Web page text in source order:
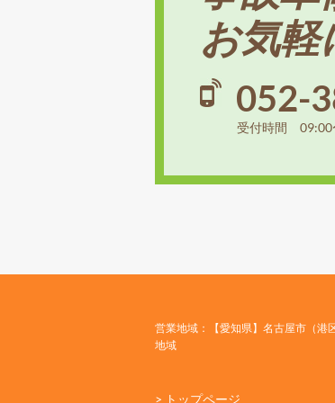
お気軽
052-
受付時間 09:00
営業地域：【愛知県】名古屋市（港
地域
> トップページ